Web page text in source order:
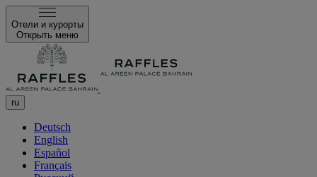
Отели и курорты
Открыть меню
ru
Deutsch
English
Español
Français